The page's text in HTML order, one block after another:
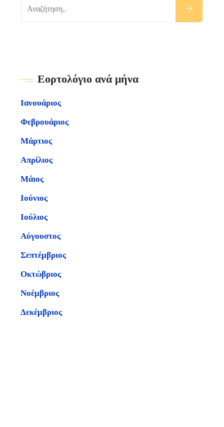
Εορτολόγιο ανά μήνα
Ιανουάριος
Φεβρουάριος
Μάρτιος
Απρίλιος
Μάιος
Ιούνιος
Ιούλιος
Αύγουστος
Σεπτέμβριος
Οκτώβριος
Νοέμβριος
Δεκέμβριος